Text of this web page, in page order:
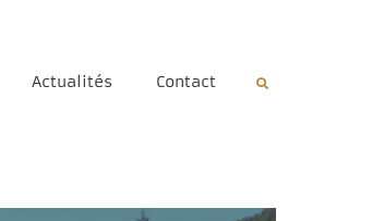
Actualités Contact